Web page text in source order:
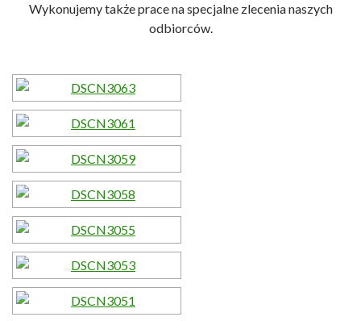
Wykonujemy także prace na specjalne zlecenia naszych
odbiorców.